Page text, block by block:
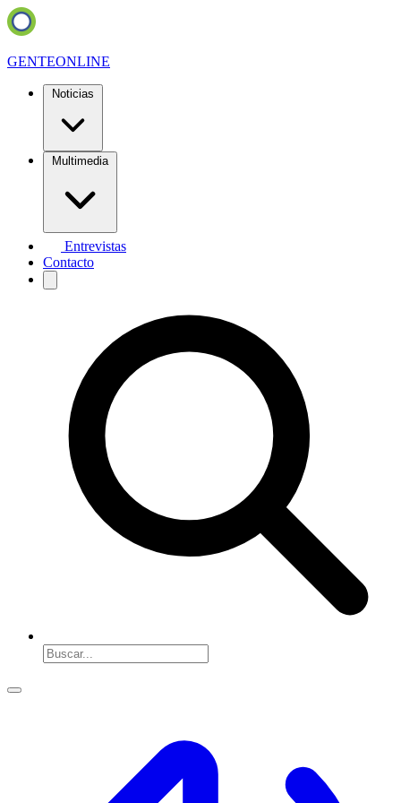
GENTEONLINE
Noticias
Multimedia
Entrevistas
Contacto